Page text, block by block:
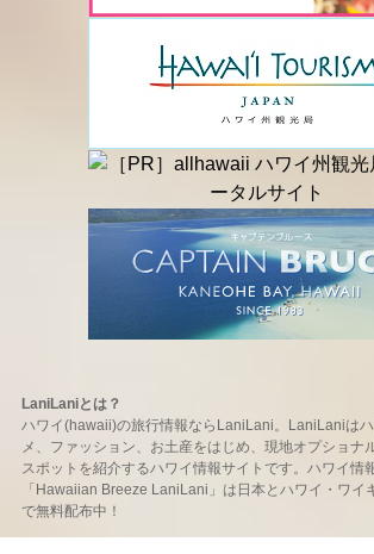
LaniLaniとは？
ハワイ(hawaii)の旅行情報ならLaniLani。LaniLaniは
メ、ファッション、お土産をはじめ、現地オプショナ
スポットを紹介するハワイ情報サイトです。ハワイ情
「Hawaiian Breeze LaniLani」は日本とハワイ・ワイ
で無料配布中！